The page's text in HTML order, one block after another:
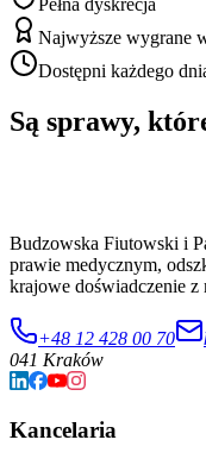
Pełna dyskrecja
Najwyższe wygrane
Dostępni każdego
Są sprawy,
Budzowska Fiutowski i
prawie medycznym,
krajowe doświadczenie z
+48 12 428 00 70
041 Kraków
Kancelaria